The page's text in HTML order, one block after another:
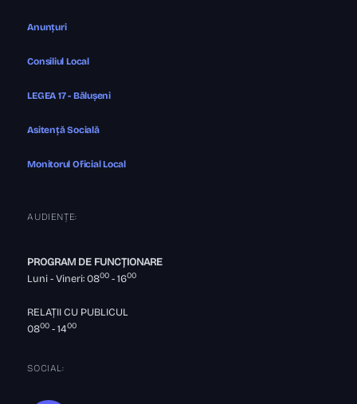
Anunțuri
Consiliul Local
LEGEA 17 - Bălușeni
Asitență Socială
Monitorul Oficial Local
AUDIENȚE:
PROGRAM DE FUNCȚIONARE
Luni - Vineri: 0800 - 1600
RELAȚII CU PUBLICUL
0800 - 1400
SOCIAL: